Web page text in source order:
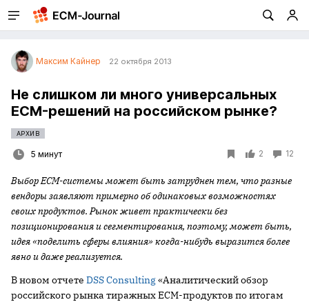
Максим Кайнер 22 октября 2013
Не слишком ли много универсальных
ECM-решений на российском рынке?
АРХИВ
5 минут 2 12
ВыборECM-системы может быть затруднен тем, что разные
вендоры заявляют примерно об одинаковых возможностях
своих продуктов. Рынок живет практически без
позиционирования и сегментирования, поэтому, может быть,
идея «поделить сферы влияния» когда-нибудь выразится более
явно и даже реализуется.
В новом отчете DSS Consulting«Аналитический обзор
российского рынка тиражных ECM-продуктов по итогам